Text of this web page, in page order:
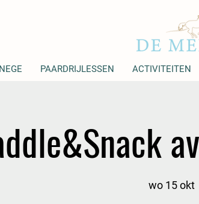
PAARDRIJLESSEN ACTIVITEITEN
wo 15 okt